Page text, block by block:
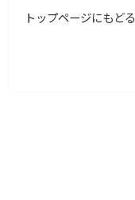
トップページにもどる